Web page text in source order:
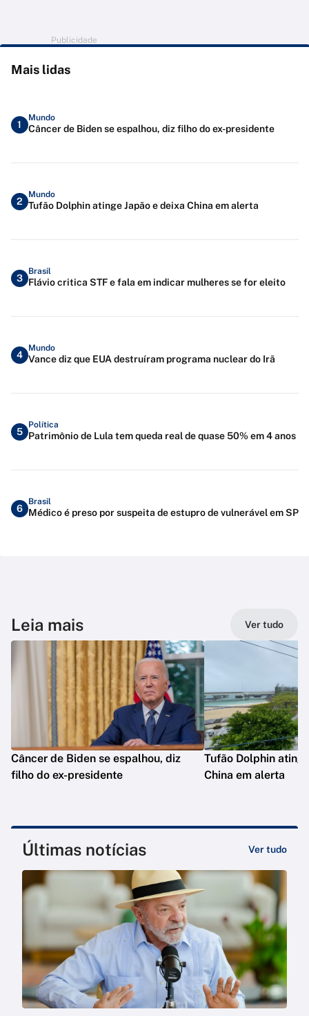
Publicidade
Mais lidas
1
Mundo
Câncer de Biden se espalhou, diz filho do ex-presidente
2
Mundo
Tufão Dolphin atinge Japão e deixa China em alerta
3
Brasil
Flávio critica STF e fala em indicar mulheres se for eleito
4
Mundo
Vance diz que EUA destruíram programa nuclear do Irã
5
Política
Patrimônio de Lula tem queda real de quase 50% em 4 anos
6
Brasil
Médico é preso por suspeita de estupro de vulnerável em SP
Leia mais Ver tudo
Câncer de Biden se espalhou, diz
filho do ex-presidente
Tufão Dolphin
China em alerta
Últimas notícias Ver tudo